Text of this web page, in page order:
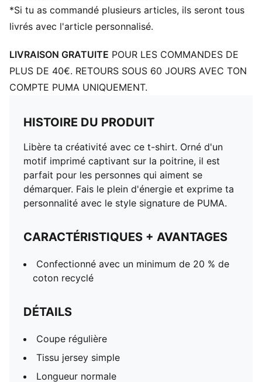
*Si tu as commandé plusieurs articles, ils seront tous
livrés avec l'article personnalisé.
LIVRAISON GRATUITE POUR LES COMMANDES DE
PLUS DE 40€. RETOURS SOUS 60 JOURS AVEC TON
COMPTE PUMA UNIQUEMENT.
HISTOIRE DU PRODUIT
Libère ta créativité avec ce t-shirt. Orné d'un
motif imprimé captivant sur la poitrine, il est
parfait pour les personnes qui aiment se
démarquer. Fais le plein d'énergie et exprime ta
personnalité avec le style signature de PUMA.
CARACTÉRISTIQUES + AVANTAGES
Confectionné avec un minimum de 20 % de
coton recyclé
DÉTAILS
Coupe régulière
Tissu jersey simple
Longueur normale